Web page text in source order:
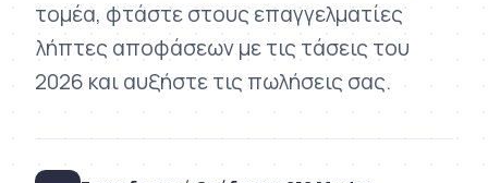
τομέα, φτάστε στους επαγγελματίες
λήπτες αποφάσεων με τις τάσεις του
2026 και αυξήστε τις πωλήσεις σας.